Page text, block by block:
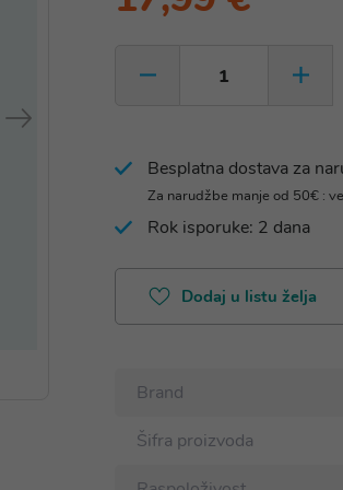
Besplatna dostava za
Za narudžbe manje od 50€ :
Rok isporuke: 2 dana
Dodaj u listu želja
Brand
Šifra proizvoda